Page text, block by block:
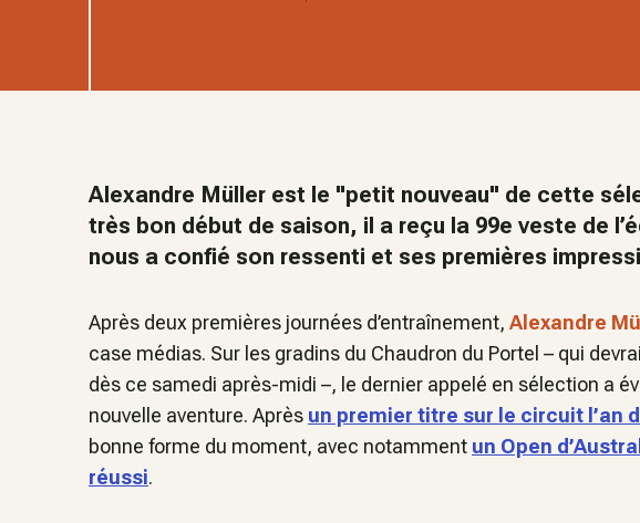
Alexandre Müller est le "petit nouveau" de cette
très bon début de saison, il a reçu la 99e veste de
nous a confié son ressenti et ses premières
Après deux premières journées d’entraînement, Alexandre
case médias. Sur les gradins du Chaudron du Portel – qui
dès ce samedi après-midi –, le dernier appelé en sélection a
nouvelle aventure. Après un premier titre sur le circuit l’an
bonne forme du moment, avec notamment un Open
réussi.